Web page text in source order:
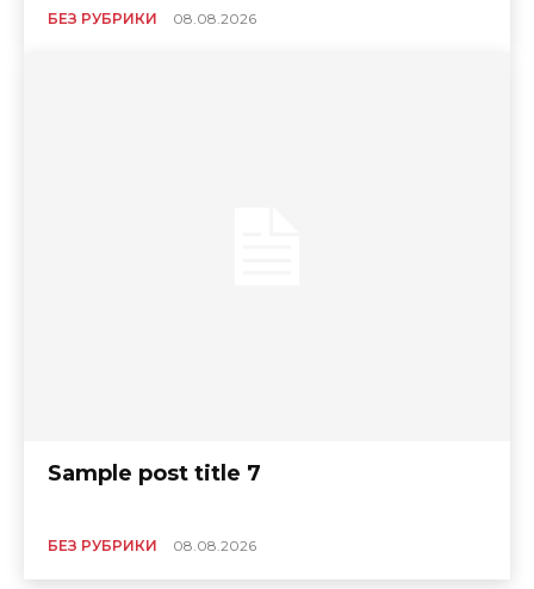
БЕЗ РУБРИКИ 08.08.2026
Sample post title 7
БЕЗ РУБРИКИ 08.08.2026